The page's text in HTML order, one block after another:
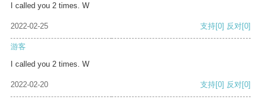
I called you 2 times. W
2022-02-25 支持[0] 反对[0]
游客
I called you 2 times. W
2022-02-20 支持[0] 反对[0]